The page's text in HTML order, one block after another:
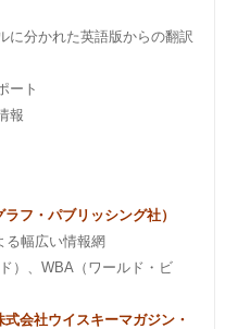
に分かれた英語版からの翻訳
ート
報
フ・パブリッシング社）
る幅広い情報網
）、WBA（ワールド・ビ
会社ウイスキーマガジン・